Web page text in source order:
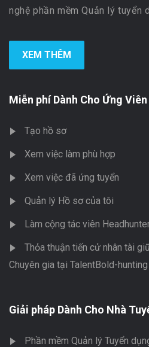
nghệ phần mềm Quản lý tuyển
XEM THÊM
Miễn phí Dành Cho Ứng Viên
Tạo hồ sơ
Xem việc làm phù hợp
Xem việc đã ứng tuyển
Quản lý Hồ sơ của tôi
Làm cộng tác viên
Thỏa thuận tiến cử nhân tài
Chuyên gia tại TalentBold-
Giải pháp Dành Cho Nhà
Phần mềm Quản lý Tuyển